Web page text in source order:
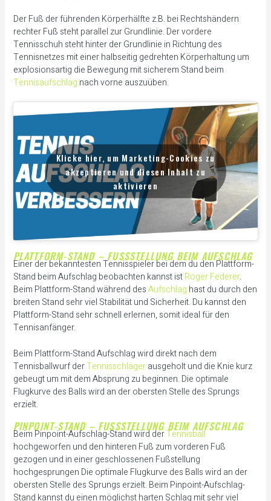
Der Fuß der führenden Körperhälfte z.B. bei Rechtshändern
rechter Fuß steht parallel zur Grundlinie. Der vordere
Tennisschuh steht hinter der Grundlinie in Richtung des
Tennisnetzes mit einer halbseitig gedrehten Körperhaltung um
explosionsartig die Bewegung mit sicherem Stand beim
Tennisaufschlag nach vorne auszuüben.
Klicke hier, um Marketing-Cookies zu
akzeptieren und diesen Inhalt zu
aktivieren
PLATTFORM-STAND – FUSSSTELLUNG BEIM AUFSCHLAG
Einer der bekanntesten Tennisspieler bei dem du den Plattform-
Stand beim Aufschlag beobachten kannst istRoger Federer.
Beim Plattform-Stand während desAufschlag hast du durch den
breiten Stand sehr viel Stabilität und Sicherheit. Du kannst den
Plattform-Stand sehr schnell erlernen, somit ideal für den
Tennisanfänger.
Beim Plattform-Stand Aufschlag wird direkt nach dem
Tennisballwurf derTennisschlägerausgeholt und die Knie kurz
gebeugt um mit dem Absprung zu beginnen. Die optimale
Flugkurve des Balls wird an der obersten Stelle des Sprungs
erzielt.
PINPOINT-STAND – FUSSSTELLUNG BEIM AUFSCHLAG
Beim Pinpoint-Aufschlag-Stand wird derTennisball
hochgeworfen und den hinteren Fuß zum vorderen Fuß
gezogen und in einer geschlossenen Fußstellung
hochgesprungen Die optimale Flugkurve des Balls wird an der
obersten Stelle des Sprungs erzielt. Beim Pinpoint-Aufschlag-
Stand kannst du einen möglichst harten Schlag mit sehr viel